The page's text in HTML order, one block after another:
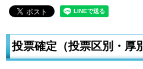
投票確定（投票区別・厚